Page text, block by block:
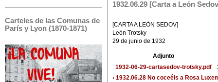
Carteles de las Comunas de
París y Lyon (1870-1871)
1932.06.29 [Carta a León
[CARTA A LEÓN SEDOV]
León Trotsky
29 de junio de 1932
Adjunto
1932-06-29-cartasedov-trotsky.pdf
‹ 1932.06.28 No coceéis a Rosa